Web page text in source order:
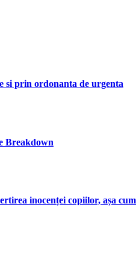
si prin ordonanta de urgenta
Breakdown
inocenței copiilor, așa